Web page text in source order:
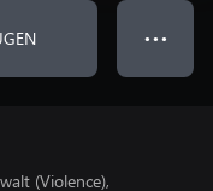
● ● ●
(Violence),